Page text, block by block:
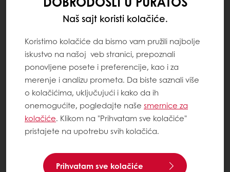
Naš sajt koristi kolačiće.
Koristimo kolačiće da bismo vam pružili najbolje
iskustvo na našoj veb stranici, prepoznali
ponovljene posete i preferencije, kao i za
merenje i analizu prometa. Da biste saznali više
o kolačićima, uključujući i kako da ih
onemogućite, pogledajte naše smernice za
kolačiće. Klikom na "Prihvatam sve kolačiće"
pristajete na upotrebu svih kolačića.
Prihvatam sve kolačiće